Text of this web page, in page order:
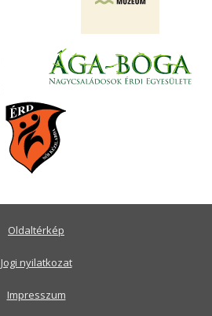
Oldaltérkép
Jogi nyilatkozat
Impresszum